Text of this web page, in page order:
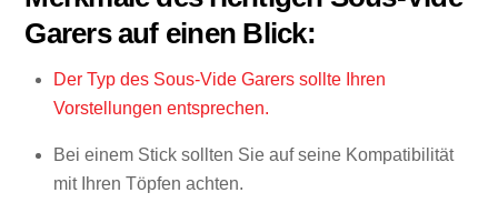
Garers auf einen Blick:
Der Typ des Sous-Vide Garers sollte Ihren
Vorstellungen entsprechen.
Bei einem Stick sollten Sie auf seine Kompatibilität
mit Ihren Töpfen achten.